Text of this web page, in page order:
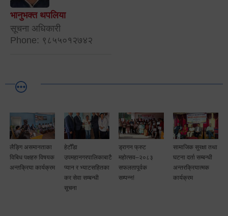
भानुभक्त थपलिया
सूचना अधिकारी
Phone: ९८५५०१२७४२
लैङ्गि असमानताका
विबिध पक्षहरु विषयक
अन्तक्रिया कार्यक्रम
हेटौँडा
उपमहानगरपालिकाबाटै
प्यान र भ्याटसहितका
कर सेवा सम्बन्धी
सूचना
ड्रागन फ्रुट
महोत्सव–२०८३
सफलतापूर्वक
सम्पन्न!
सामाजिक सुरक्षा तथा
घटना दर्ता सम्बन्धी
अन्तरक्रियात्मक
कार्यक्रम